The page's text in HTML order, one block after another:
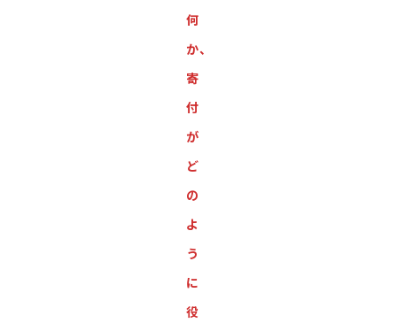
何
か、
寄
付
が
ど
の
よ
う
に
役